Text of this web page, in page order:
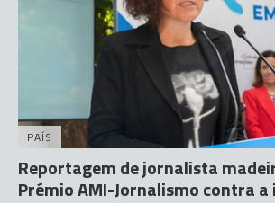
PAÍS
Reportagem de jornalista
Prémio AMI-Jornalismo contra